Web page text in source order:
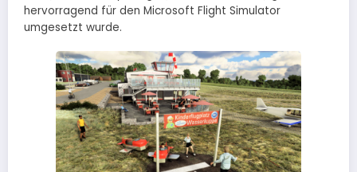
hervorragend für den Microsoft Flight Simulator
umgesetzt wurde.